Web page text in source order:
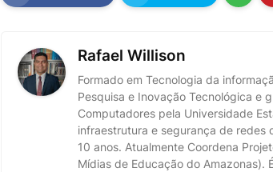
Rafael Willison
Formado em Tecnologia da
Pesquisa e Inovação Tecnológica e
Computadores pela Universidade
infraestrutura e segurança de redes
10 anos. Atualmente Coordena
Mídias de Educação do Amazonas).